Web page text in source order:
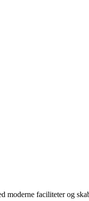
faciliteter og